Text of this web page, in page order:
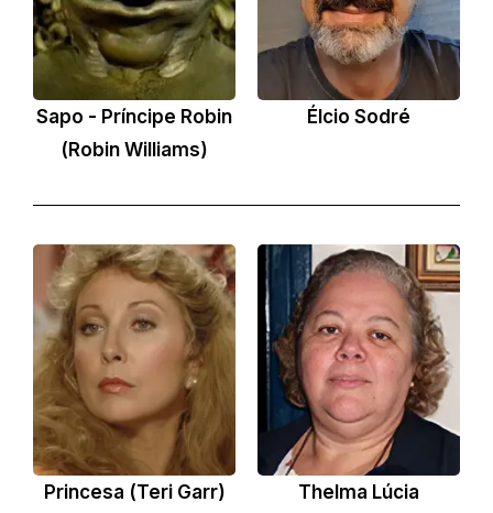
Sapo - Príncipe Robin
(Robin Williams)
Élcio Sodré
Princesa (Teri Garr) Thelma Lúcia